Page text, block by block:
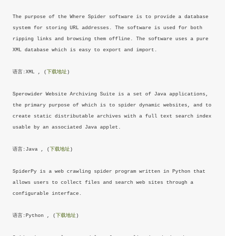
The purpose of the Where Spider software is to provide a database
system for storing URL addresses. The software is used for both
ripping links and browsing them offline. The software uses a pure
XML database which is easy to export and import.
语言:XML , (下载地址)
Sperowider Website Archiving Suite is a set of Java applications,
the primary purpose of which is to spider dynamic websites, and to
create static distributable archives with a full text search index
usable by an associated Java applet.
语言:Java , (下载地址)
SpiderPy is a web crawling spider program written in Python that
allows users to collect files and search web sites through a
configurable interface.
语言:Python , (下载地址)